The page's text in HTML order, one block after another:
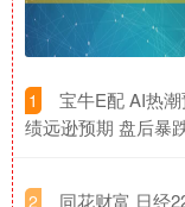
1
宝牛E配 AI热
绩远逊预期 盘后暴
2 同花财富 日经